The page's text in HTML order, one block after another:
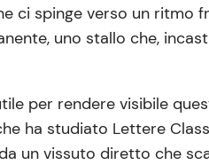
ci spinge verso un
uno stallo che,
per rendere visibile
ha studiato Lettere
un vissuto diretto che